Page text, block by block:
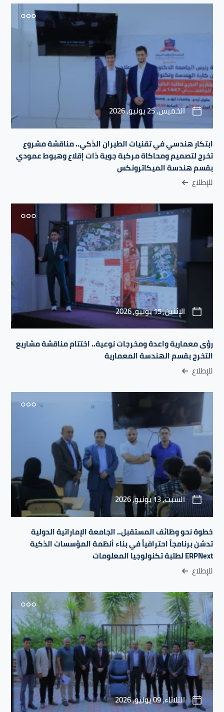
الخميس, 25 يونيو, 2026
ابتكار هندسي في تقنيات الطيران الذكي.. مناقشة مشروع
تخرج لتصميم ومحاكاة مركبة جوية ذات إقلاع وهبوط عمودي
بقسم هندسة الميكاترونكس
للإطلاع
الإثنين, 15 يونيو, 2026
رؤى معمارية واعدة ومخرجات نوعية.. اختتام مناقشة مشاريع
التخرج بقسم الهندسة المعمارية
للإطلاع
السبت, 13 يونيو, 2026
خطوة نحو وظائف المستقبل.. الجامعة الإماراتية الدولية
تدشن برنامجاً احترافياً في بناء أنظمة المؤسسات الذكية
ERPNext لطلبة تكنولوجيا المعلومات
للإطلاع
الثلاثاء, 09 يونيو, 2026